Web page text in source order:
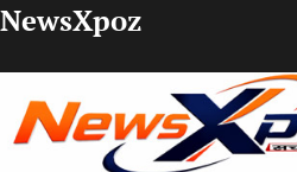
NewsXpoz